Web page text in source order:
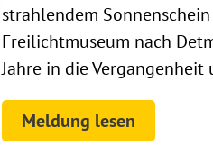
strahlendem
Freilichtmuseum nach
Jahre in die
Meldung lesen